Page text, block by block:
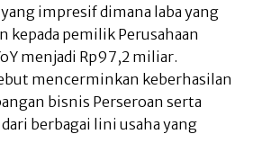
impresif dimana laba yang
kepada pemilik Perusahaan
menjadi Rp97,2 miliar.
mencerminkan keberhasilan
bisnis Perseroan serta
berbagai lini usaha yang